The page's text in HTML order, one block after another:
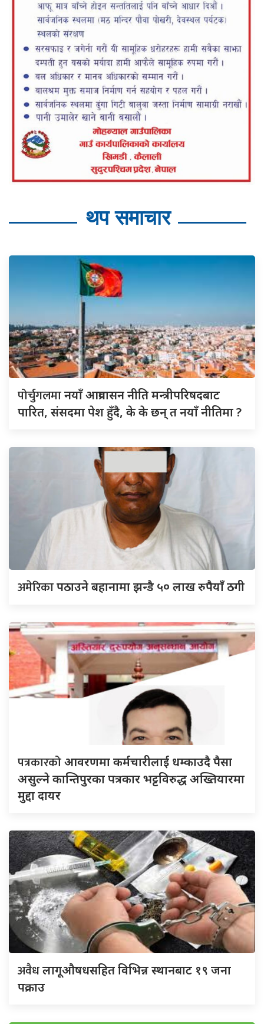
थप समाचार
पोर्चुगलमानयाँ आप्रवासन नीति मन्त्रीपरिषदबाट
पारित, संसदमा पेश हुँदै, के के छन् त नयाँ नीतिमा ?
अमेरिकापठाउने बहानामा झन्डै ५० लाख रुपैयाँ ठगी
पत्रकारकोआवरणमा कर्मचारीलाई धम्काउदै पैसा
असुल्ने कान्तिपुरका पत्रकार भट्टविरुद्ध अख्तियारमा
मुद्दा दायर
अवैधलागूऔषधसहित विभिन्न स्थानबाट १९ जना
पक्राउ